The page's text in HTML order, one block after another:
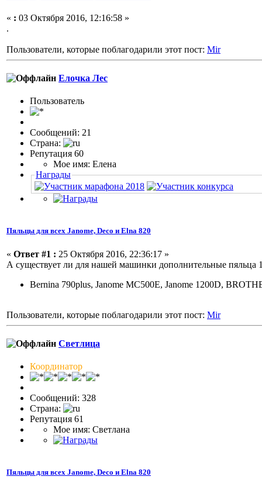
« : 03 Октября 2016, 12:16:58 »
.
Пользователи, которые поблагодарили этот пост: Mir
Елочка Лес
Пользоватeль
Сообщений: 21
Страна:
Репутация 60
Мое имя: Елена
Награды
Пяльцы для всех Janome, Deco и Elna 820
« Ответ #1 : 25 Октября 2016, 22:36:17 »
А существует ли для нашей машинки дополнительные
Bernina 790plus, Janome MC500E, Janome 1200D,
Пользователи, которые поблагодарили этот пост: Mir
Светлица
Координатор
Сообщений: 328
Страна:
Репутация 61
Мое имя: Светлана
Пяльцы для всех Janome, Deco и Elna 820